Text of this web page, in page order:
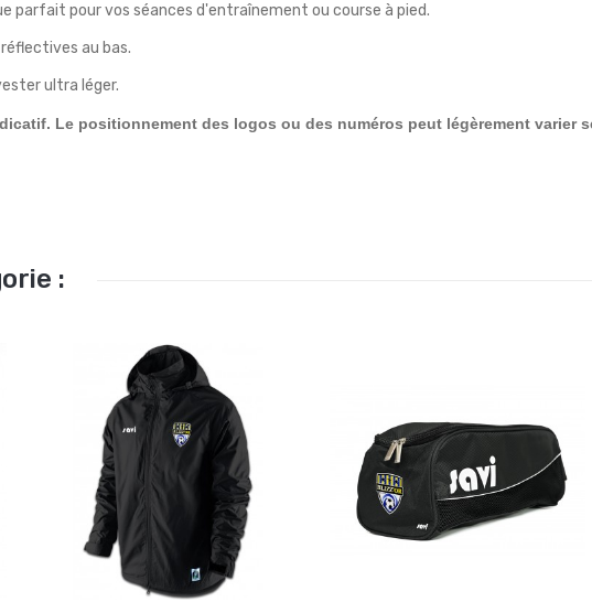
parfait pour vos séances d'entraînement ou course à pied.
au bas.
ultra léger.
Le positionnement des logos ou des numéros peut légèrement varier
: